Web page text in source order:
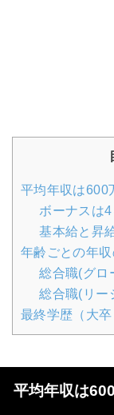
平均年収は600
ボーナスは4
基本給と昇
年齢ごとの年
総合職(グロ
総合職(リー
最終学歴（大
平均年収は